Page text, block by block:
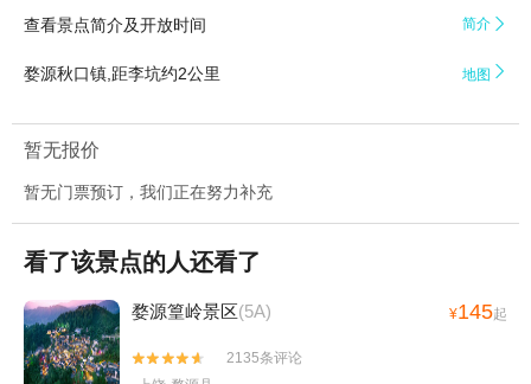
查看景点简介及开放时间 简介 
婺源秋口镇,距李坑约2公里 地图 
暂无报价
暂无门票预订，我们正在努力补充
看了该景点的人还看了
婺源篁岭景区(5A) ¥145起


2135条评论